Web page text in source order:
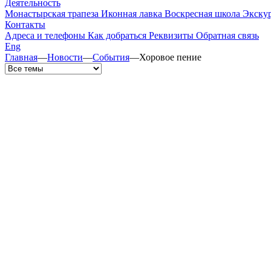
Деятельность
Монастырская трапеза Иконная лавка Воскресная школа
Контакты
Адреса и телефоны Как добраться Реквизиты Обратная связь
Eng
Главная—Новости—События—Хоровое пение